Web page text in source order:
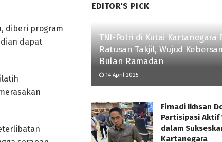
diberi program
dapat
EDITOR'S PICK
TNI-Polri di Kutai Kartanegara
Ratusan Takjil, Wujud
Bulan Ramadan
14 April 2025
Firnadi Ikhsan
Partisipasi Aktif
dalam
Kartanegara